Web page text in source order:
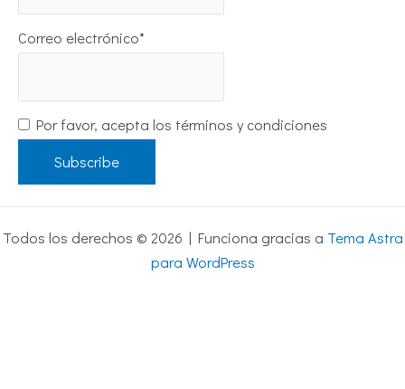
Correo electrónico*
Por favor, acepta los términos y condiciones
Todos los derechos © 2026 | Funciona gracias a Tema Astra
para WordPress